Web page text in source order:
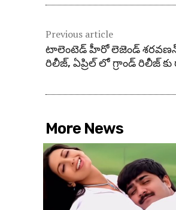
Previous article
టాలెంటెడ్ హీరో లెజెండ్ శరవణన్
రిలీజ్, ఏప్రిల్ లో గ్రాండ్ రిలీజ్
More News